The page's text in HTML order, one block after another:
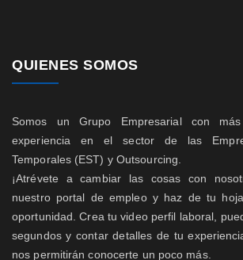
QUIENES SOMOS
Somos un Grupo Empresarial con
experiencia en el sector de las
Temporales (EST) y Outsourcing.
¡Atrévete a cambiar las cosas con
nuestro portal de empleo y haz de tu
oportunidad. Crea tu video perfil laboral,
segundos y contar detalles de tu
nos permitirán conocerte un poco más.